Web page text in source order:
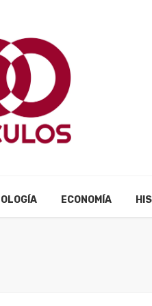
ECONOMÍA